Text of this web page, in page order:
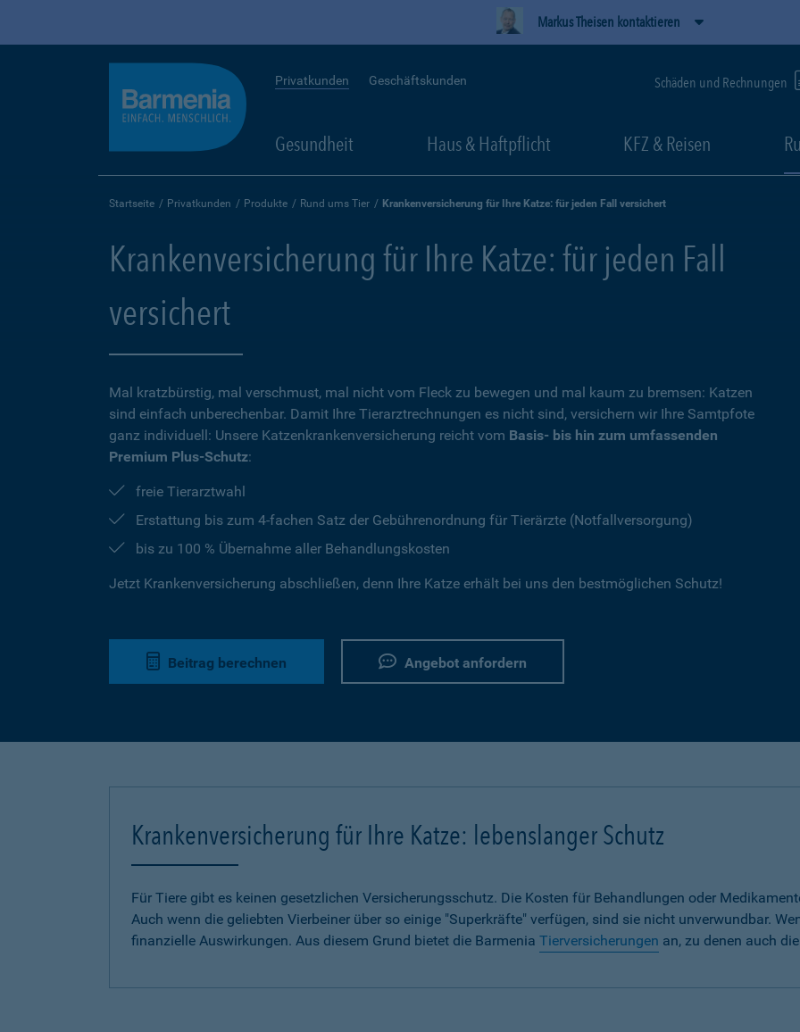
Markus Theisen kontaktieren
Privatkunden Geschäftskunden Schäden und Rechnungen
Gesundheit Haus & Haftpflicht KFZ & Reisen
Startseite Privatkunden Produkte Rund ums Tier Krankenversicherung für Ihre Katze: für jeden Fall versichert
Krankenversicherung für Ihre Katze: für jeden Fall
versichert
Mal kratzbürstig, mal verschmust, mal nicht vom Fleck zu bewegen und mal kaum zu bremsen: Katzen
sind einfach unberechenbar. Damit Ihre Tierarztrechnungen es nicht sind, versichern wir Ihre Samtpfote
ganz individuell: Unsere Katzenkrankenversicherung reicht vom Basis- bis hin zum umfassenden
Premium Plus-Schutz:
freie Tierarztwahl
Erstattung bis zum 4-fachen Satz der Gebührenordnung für Tierärzte (Notfallversorgung)
bis zu 100 % Übernahme aller Behandlungskosten
Jetzt Krankenversicherung abschließen, denn Ihre Katze erhält bei uns den bestmöglichen Schutz!
Beitrag berechnen Angebot anfordern
Krankenversicherung für Ihre Katze: lebenslanger Schutz
Für Tiere gibt es keinen gesetzlichen Versicherungsschutz. Die Kosten für Behandlungen oder
Auch wenn die geliebten Vierbeiner über so einige "Superkräfte" verfügen, sind sie nicht unverwundbar.
finanzielle Auswirkungen. Aus diesem Grund bietet die Barmenia Tierversicherungen an, zu denen auch